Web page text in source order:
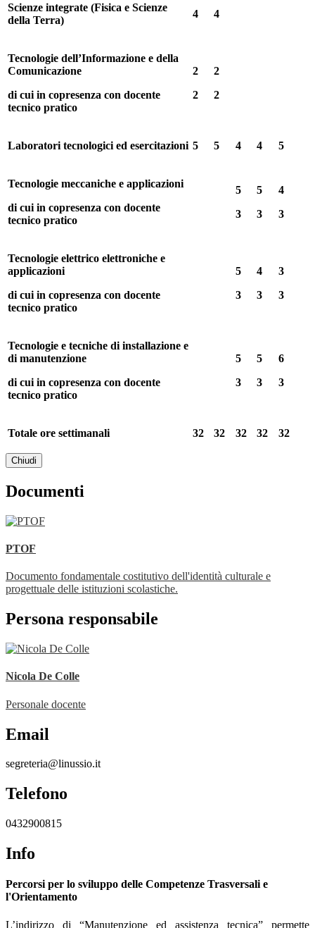
Scienze integrate (Fisica e Scienze
della Terra)
4 4
Tecnologie dell’Informazione e della
Comunicazione
di cui in copresenza con docente
tecnico pratico
2
2
2
2
Laboratori tecnologici ed esercitazioni 5 5 4 4 5
Tecnologie meccaniche e applicazioni
di cui in copresenza con docente
tecnico pratico
5
3
5
3
4
3
Tecnologie elettrico elettroniche e
applicazioni
di cui in copresenza con docente
tecnico pratico
5
3
4
3
3
3
Tecnologie e tecniche di installazione e
di manutenzione
di cui in copresenza con docente
tecnico pratico
5
3
5
3
6
3
Totale ore settimanali 32 32 32 32 32
Chiudi
Documenti
PTOF
Documento fondamentale costitutivo dell'identità culturale e
progettuale delle istituzioni scolastiche.
Persona responsabile
Nicola De Colle
Personale docente
Email
segreteria@linussio.it
Telefono
0432900815
Info
Percorsi per lo sviluppo delle Competenze Trasversali e
l'Orientamento
L’indirizzo di “Manutenzione ed assistenza tecnica” permette